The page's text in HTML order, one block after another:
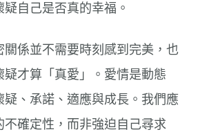
自己是否真的幸福。
關係並不需要時刻感到完美，也
疑才算「真愛」。愛情是動態
疑、承諾、適應與成長。我們應
不確定性，而非強迫自己尋求